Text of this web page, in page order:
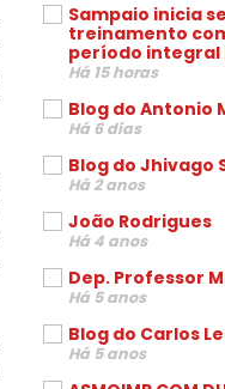
Sampaio inicia
treinamento
período integral
Há 15 horas
Blog do Antonio
Há 6 dias
Blog do Jhivago
Há 2 anos
João Rodrigues
Há 4 anos
Dep. Professor
Há 5 anos
Blog do Carlos
Há 5 anos